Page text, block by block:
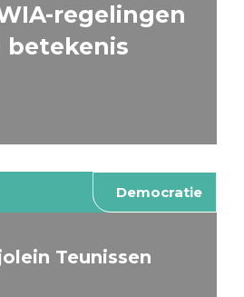
regelingen
betekenis
Democratie
Teunissen